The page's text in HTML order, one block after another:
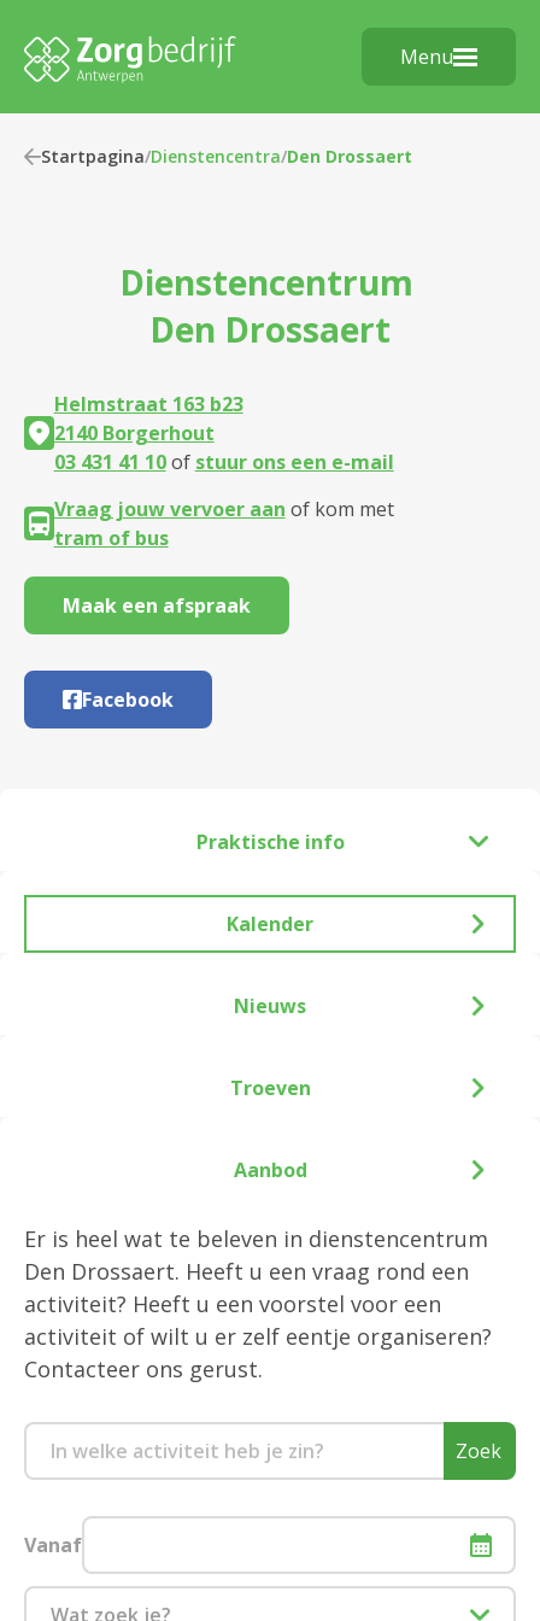
Menu
Startpagina/Dienstencentra/Den Drossaert
Dienstencentrum
Den Drossaert
Helmstraat 163 b23
2140 Borgerhout
03 431 41 10of stuur ons een e-mail
Vraag jouw vervoer aan of kom met
tram of bus
Maak een afspraak
Facebook
Praktische info
Kalender
Er is heel wat te beleven in dienstencentrum
Den Drossaert. Heeft u een vraag rond een
activiteit? Heeft u een voorstel voor een
activiteit of wilt u er zelf eentje organiseren?
Contacteer ons gerust.
Zoek
Vanaf
Wat zoek je?
Nieuws
Troeven
Aanbod